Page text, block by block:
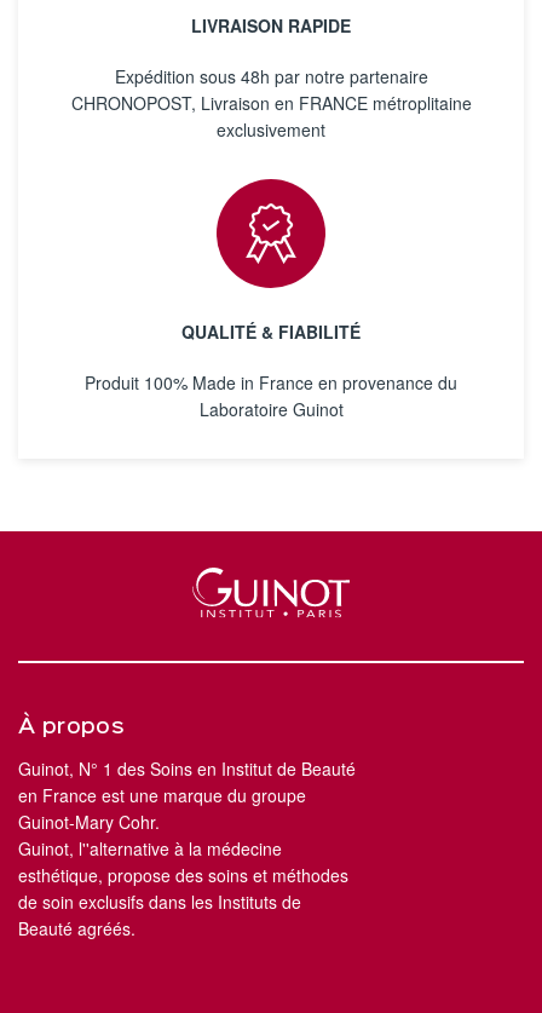
LIVRAISON RAPIDE
Expédition sous 48h par notre partenaire
CHRONOPOST, Livraison en FRANCE métroplitaine
exclusivement
QUALITÉ & FIABILITÉ
Produit 100% Made in France en provenance du
Laboratoire Guinot
À propos
Guinot, N° 1 des Soins en Institut de Beauté
en France est une marque du groupe
Guinot-Mary Cohr.
Guinot, l''alternative à la médecine
esthétique, propose des soins et méthodes
de soin exclusifs dans les Instituts de
Beauté agréés.